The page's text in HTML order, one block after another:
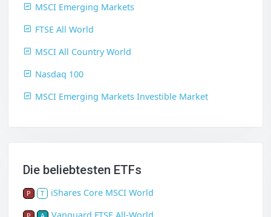
MSCI Emerging Markets
FTSE All World
MSCI All Country World
Nasdaq 100
MSCI Emerging Markets Investible Market
Die beliebtesten ETFs
P T iShares Core MSCI World